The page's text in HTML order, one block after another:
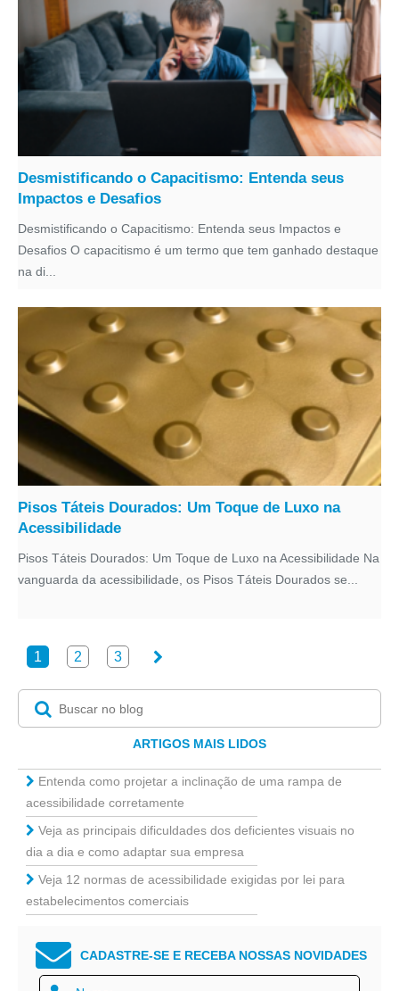
Desmistificando o Capacitismo: Entenda seus
Impactos e Desafios
Desmistificando o Capacitismo: Entenda seus Impactos e
Desafios O capacitismo é um termo que tem ganhado destaque
na di...
Pisos Táteis Dourados: Um Toque de Luxo na
Acessibilidade
Pisos Táteis Dourados: Um Toque de Luxo na Acessibilidade Na
vanguarda da acessibilidade, os Pisos Táteis Dourados se...
1 2 3
ARTIGOS MAIS LIDOS
Entenda como projetar a inclinação de uma rampa de
acessibilidade corretamente
Veja as principais dificuldades dos deficientes visuais no
dia a dia e como adaptar sua empresa
Veja 12 normas de acessibilidade exigidas por lei para
estabelecimentos comerciais
CADASTRE-SE E RECEBA NOSSAS NOVIDADES